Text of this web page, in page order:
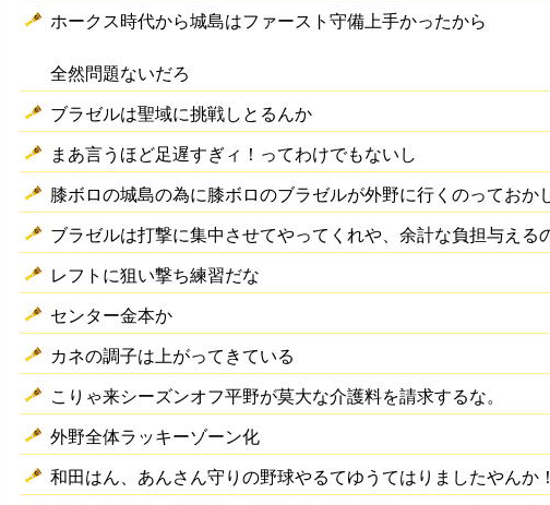
ホークス時代から城島はファースト守備上手かったから
全然問題ないだろ
ブラゼルは聖域に挑戦しとるんか
まあ言うほど足遅すぎィ！ってわけでもないし
膝ボロの城島の為に膝ボロのブラゼルが外野に行くのっておか
ブラゼルは打撃に集中させてやってくれや、余計な負担与える
レフトに狙い撃ち練習だな
センター金本か
カネの調子は上がってきている
こりゃ来シーズンオフ平野が莫大な介護料を請求するな。
外野全体ラッキーゾーン化
和田はん、あんさん守りの野球やるてゆうてはりましたやんか！